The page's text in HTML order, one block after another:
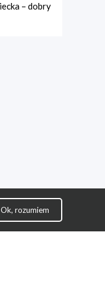
– dobry
Ok, rozumiem